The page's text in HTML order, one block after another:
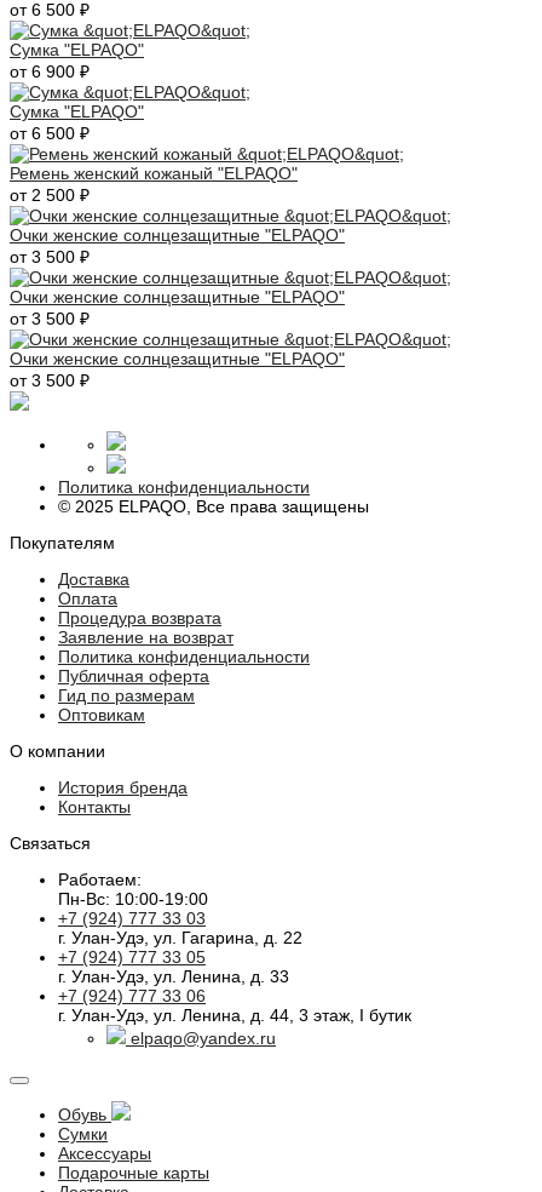
от 6 500 ₽
Сумка "ELPAQO"
от 6 900 ₽
Сумка "ELPAQO"
от 6 500 ₽
Ремень женский кожаный "ELPAQO"
от 2 500 ₽
Очки женские солнцезащитные "ELPAQO"
от 3 500 ₽
Очки женские солнцезащитные "ELPAQO"
от 3 500 ₽
Очки женские солнцезащитные "ELPAQO"
от 3 500 ₽
Политика конфиденциальности
© 2025 ELPAQO, Все права защищены
Покупателям
Доставка
Оплата
Процедура возврата
Заявление на возврат
Политика конфиденциальности
Публичная оферта
Гид по размерам
Оптовикам
О компании
История бренда
Контакты
Связаться
Работаем:
Пн-Вс: 10:00-19:00
+7 (924) 777 33 03
г. Улан-Удэ, ул. Гагарина, д. 22
+7 (924) 777 33 05
г. Улан-Удэ, ул. Ленина, д. 33
+7 (924) 777 33 06
г. Улан-Удэ, ул. Ленина, д. 44, 3 этаж, I бутик
elpaqo@yandex.ru
Обувь
Сумки
Аксессуары
Подарочные карты